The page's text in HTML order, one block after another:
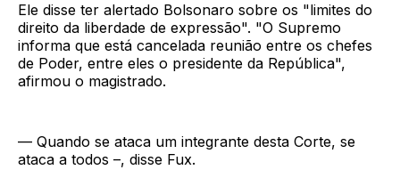
Ele disse ter alertado Bolsonaro sobre os "limites do
direito da liberdade de expressão". "O Supremo
informa que está cancelada reunião entre os chefes
de Poder, entre eles o presidente da República",
afirmou o magistrado.
— Quando se ataca um integrante desta Corte, se
ataca a todos –, disse Fux.